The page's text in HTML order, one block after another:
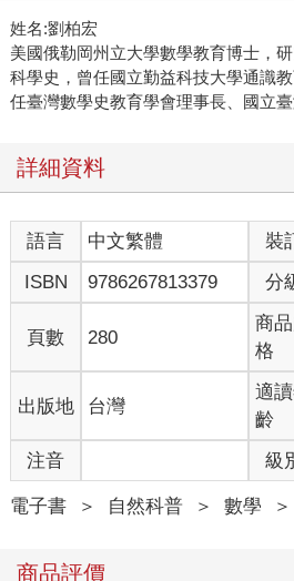
姓名:劉柏宏
美國俄勒岡州立大學數學教育博士，
科學史，曾任國立勤益科技大學通識
任臺灣數學史教育學會理事長、國立
詳細資料
語言 中文繁體
裝
ISBN
9786267813379 分
頁數 280
商
格
出版地 台灣
適
齡
注音 級
電子書 ＞ 自然科普 ＞ 數學 ＞
商品評價